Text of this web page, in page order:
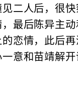
二人后，很
最后陈异主动
恋情，此后
意和苗靖解